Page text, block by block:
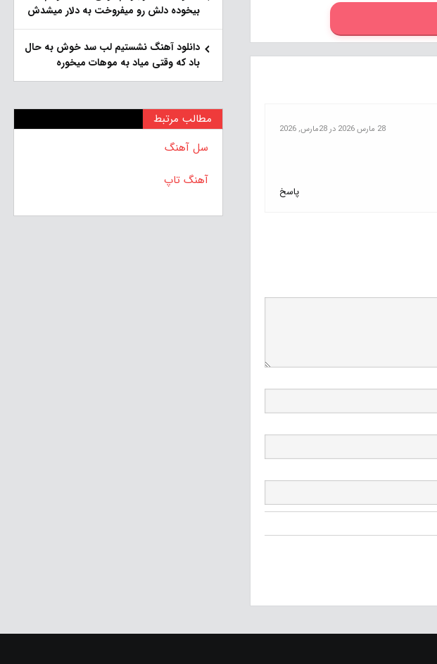
28 مارس 2026 در 28مارس, 2026
پاسخ
بیخوده دلش رو میفروخت به دلار میشدش
دانلود آهنگ نشستیم لب سد خوش به حال
باد که وقتی میاد به موهات میخوره
مطالب مرتبط
سل آهنگ
آهنگ تاپ